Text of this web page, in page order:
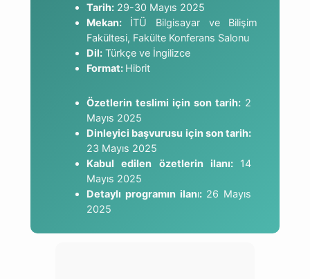
Tarih:29-30 Mayıs 2025
Mekan:İTÜ Bilgisayar ve Bilişim
Fakültesi, Fakülte Konferans Salonu
Dil:Türkçe ve İngilizce
Format: Hibrit
Özetlerin teslimi için son tarih: 2
Mayıs 2025
Dinleyici başvurusu için son tarih:
23 Mayıs 2025
Kabul edilen özetlerin ilanı: 14
Mayıs 2025
Detaylı programın ilanı:26 Mayıs
2025